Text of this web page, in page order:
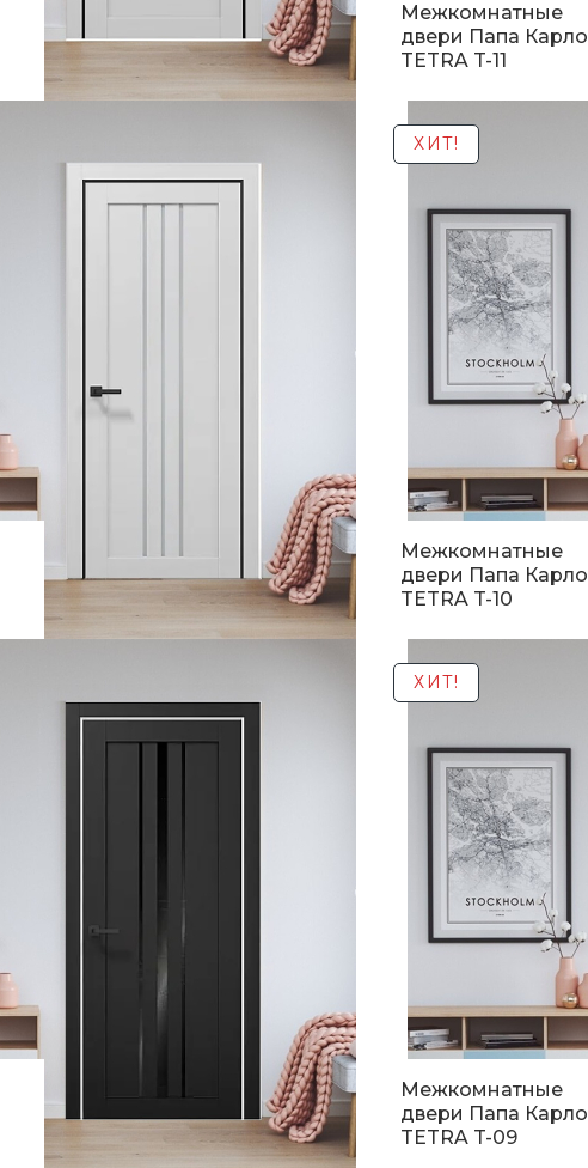
Межкомнатные
двери Папа Карло
TETRA T-11
5 110грн.
ХИТ!
Межкомнатные
двери Папа Карло
TETRA T-10
5 160грн.
ХИТ!
Межкомнатные
двери Папа Карло
TETRA T-09